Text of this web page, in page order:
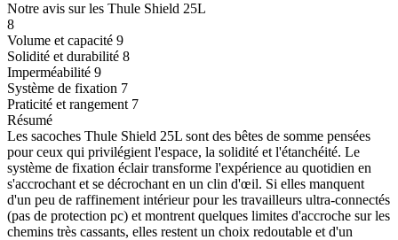
Notre avis sur les Thule Shield 25L
8
Volume et capacité 9
Solidité et durabilité 8
Imperméabilité 9
Système de fixation 7
Praticité et rangement 7
Résumé
Les sacoches Thule Shield 25L sont des bêtes de somme pensées
pour ceux qui privilégient l'espace, la solidité et l'étanchéité. Le
système de fixation éclair transforme l'expérience au quotidien en
s'accrochant et se décrochant en un clin d'œil. Si elles manquent
d'un peu de raffinement intérieur pour les travailleurs ultra-connectés
(pas de protection pc) et montrent quelques limites d'accroche sur les
chemins très cassants, elles restent un choix redoutable et d'un